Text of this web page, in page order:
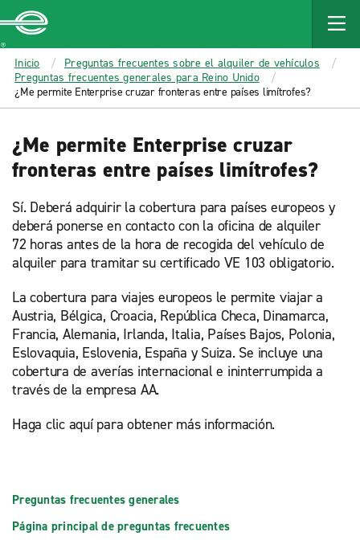
MAIN
CONTENT
Enterprise
Inicio
Preguntas frecuentes sobre el alquiler de vehículos
Preguntas frecuentes generales para Reino Unido
¿Me permite Enterprise cruzar fronteras entre países limítrofes?
¿Me permite Enterprise cruzar
fronteras entre países limítrofes?
Sí. Deberá adquirir la cobertura para países europeos y
deberá ponerse en contacto con la oficina de alquiler
72 horas antes de la hora de recogida del vehículo de
alquiler para tramitar su certificado VE 103 obligatorio.
La cobertura para viajes europeos le permite viajar a
Austria, Bélgica, Croacia, República Checa, Dinamarca,
Francia, Alemania, Irlanda, Italia, Países Bajos, Polonia,
Eslovaquia, Eslovenia, España y Suiza. Se incluye una
cobertura de averías internacional e ininterrumpida a
través de la empresa AA.
Haga clic aquí para obtener más información.
Preguntas frecuentes generales
Página principal de preguntas frecuentes